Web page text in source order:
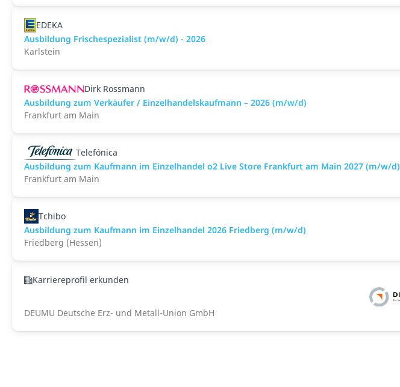
EDEKA
Ausbildung Frischespezialist (m/w/d) - 2026
Karlstein
Dirk Rossmann
Ausbildung zum Verkäufer / Einzelhandelskaufmann – 2026 (m/w/d)
Frankfurt am Main
Telefónica
Ausbildung zum Kaufmann im Einzelhandel o2 Live Store Frankfurt am Main 2027 (m/w/d)
Frankfurt am Main
Tchibo
Ausbildung zum Kaufmann im Einzelhandel 2026 Friedberg (m/w/d)
Friedberg (Hessen)
Karriereprofil erkunden
DEUMU Deutsche Erz- und Metall-Union GmbH